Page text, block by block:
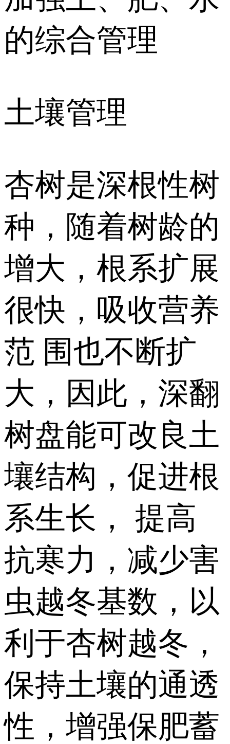
的综合管理
土壤管理
杏树是深根性树
种，随着树龄的
增大，根系扩展
很快，吸收营养
范 围也不断扩
大，因此，深翻
树盘能可改良土
壤结构，促进根
系生长， 提高
抗寒力，减少害
虫越冬基数，以
利于杏树越冬，
保持土壤的通透
性，增强保肥蓄